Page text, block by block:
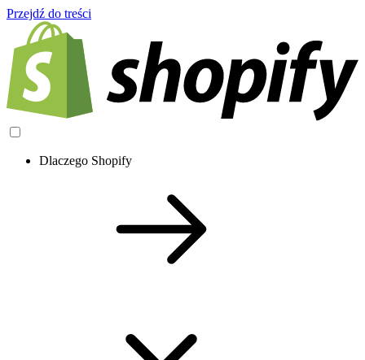
Przejdź do treści
Dlaczego Shopify